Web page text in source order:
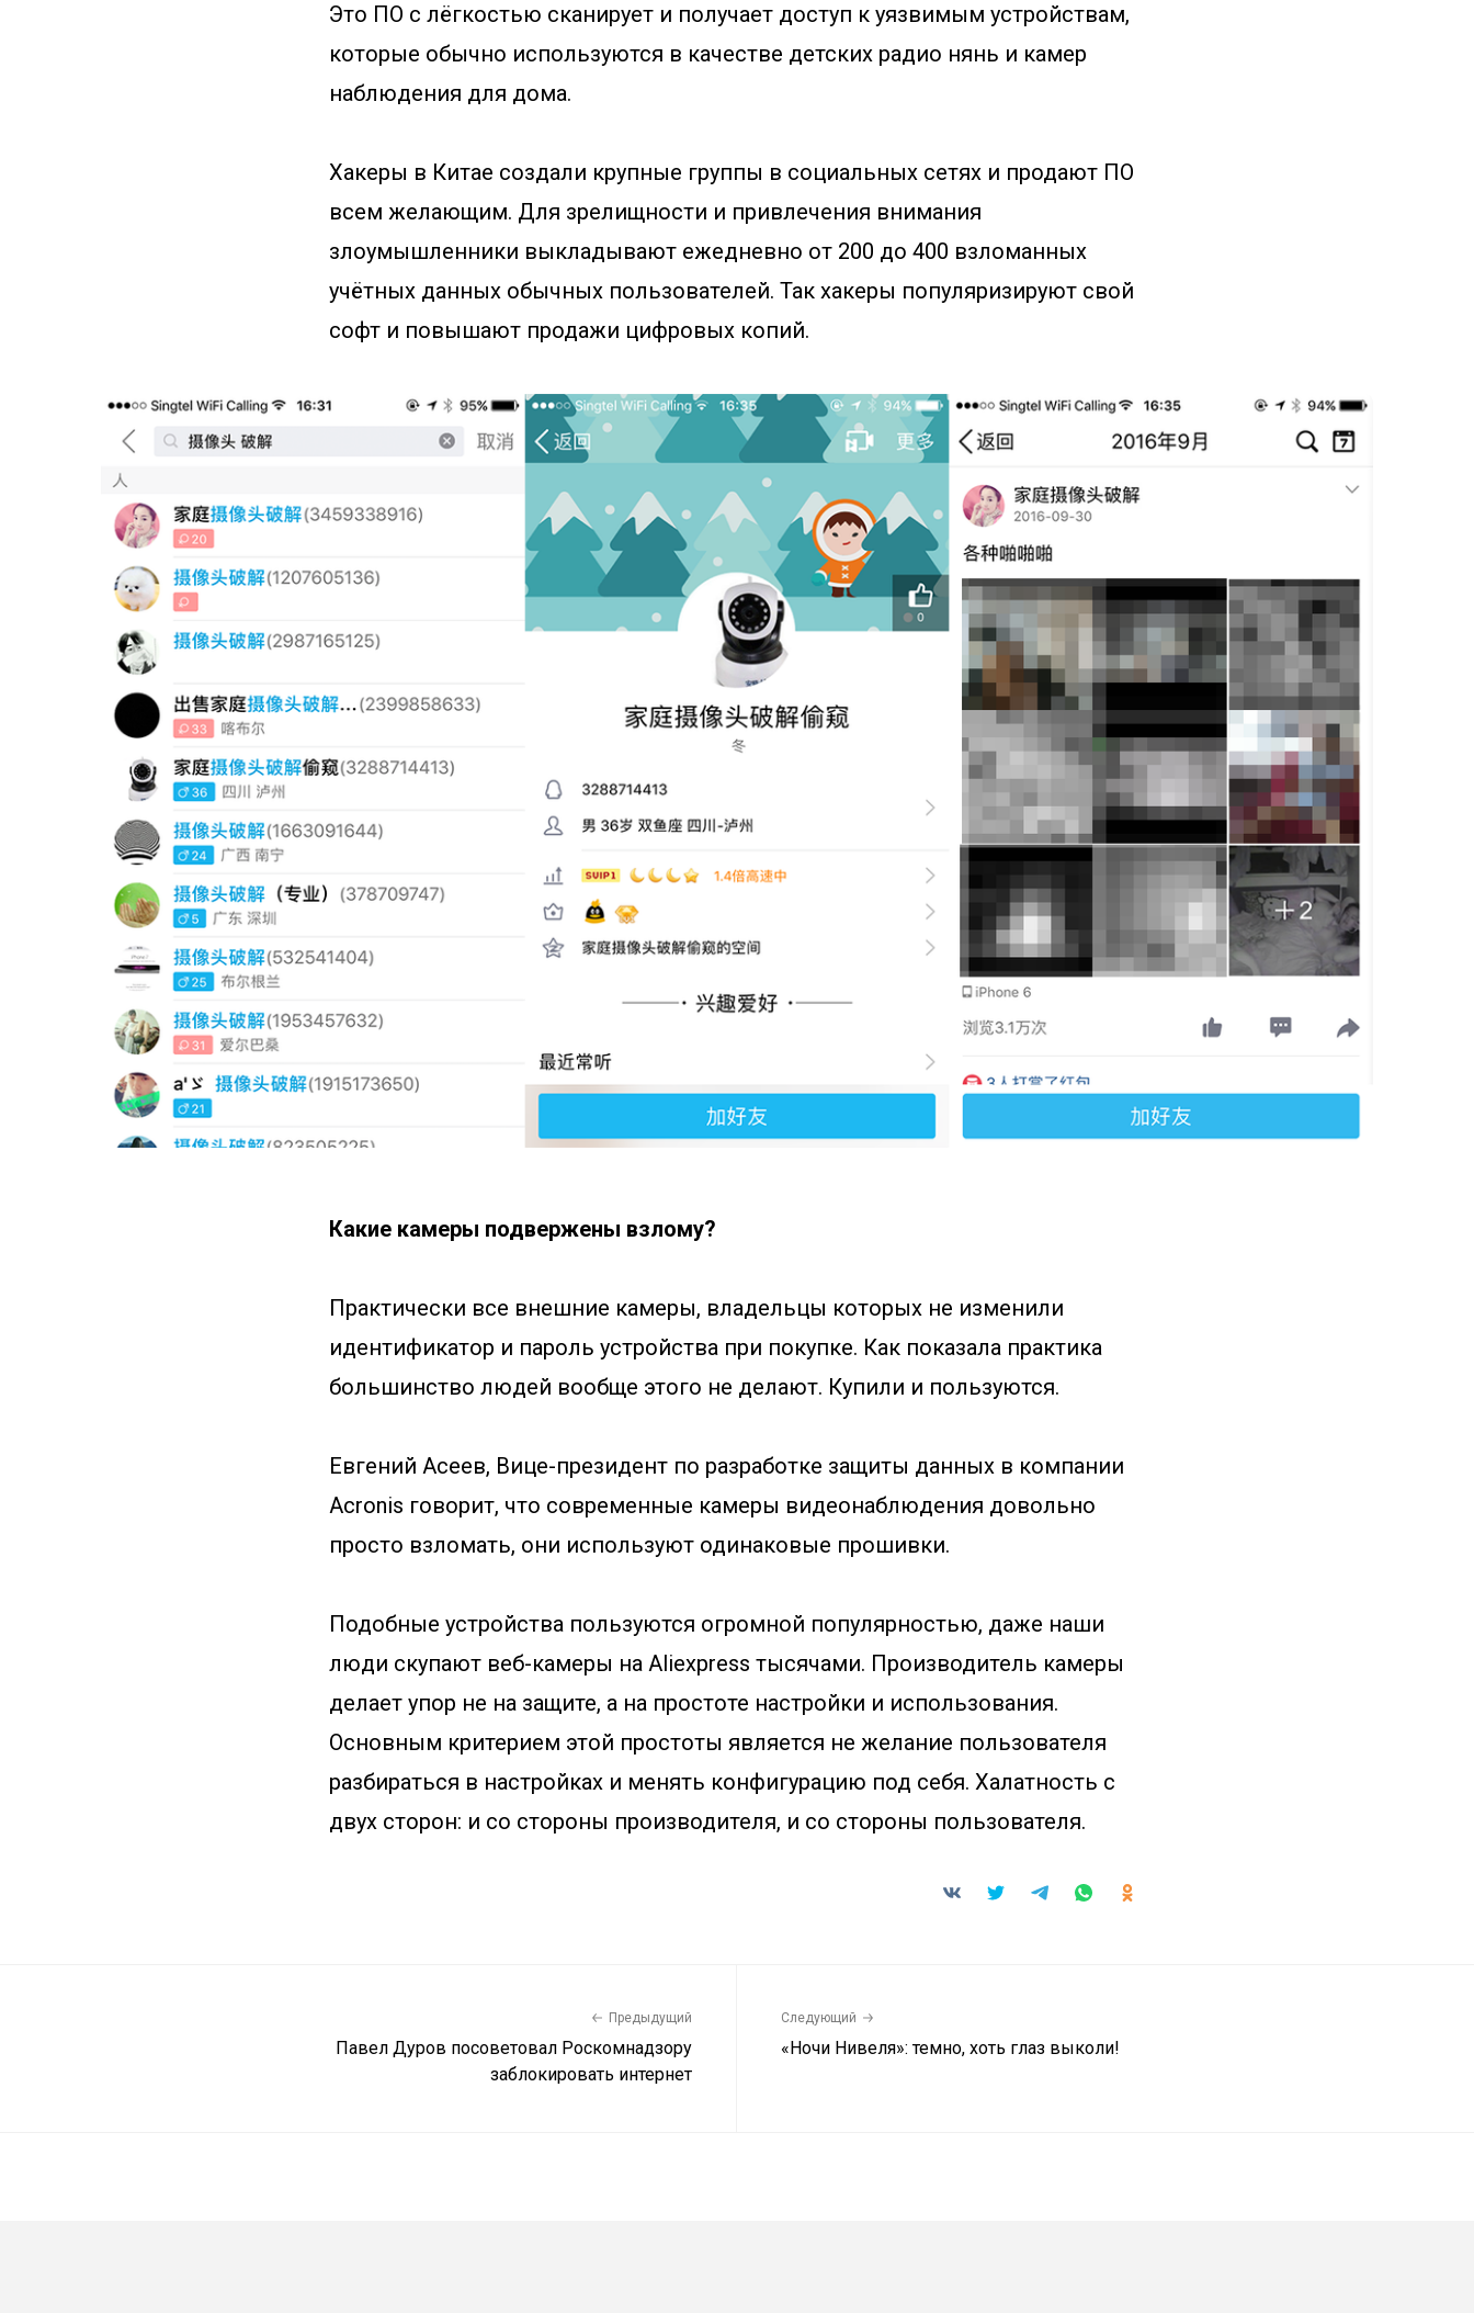
Это ПО с лёгкостью сканирует и получает доступ к уязвимым устройствам,
которые обычно используются в качестве детских радио нянь и камер
наблюдения для дома.
Хакеры в Китае создали крупные группы в социальных сетях и продают ПО
всем желающим. Для зрелищности и привлечения внимания
злоумышленники выкладывают ежедневно от 200 до 400 взломанных
учётных данных обычных пользователей. Так хакеры популяризируют свой
софт и повышают продажи цифровых копий.
Какие камеры подвержены взлому?
Практически все внешние камеры, владельцы которых не изменили
идентификатор и пароль устройства при покупке. Как показала практика
большинство людей вообще этого не делают. Купили и пользуются.
Евгений Асеев, Вице-президент по разработке защиты данных в компании
Acronis говорит, что современные камеры видеонаблюдения довольно
просто взломать, они используют одинаковые прошивки.
Подобные устройства пользуются огромной популярностью, даже наши
люди скупают веб-камеры на Aliexpress тысячами. Производитель камеры
делает упор не на защите, а на простоте настройки и использования.
Основным критерием этой простоты является не желание пользователя
разбираться в настройках и менять конфигурацию под себя. Халатность с
двух сторон: и со стороны производителя, и со стороны пользователя.
Предыдущий
Павел Дуров посоветовал Роскомнадзору
заблокировать интернет
Следующий
«Ночи Нивеля»: темно, хоть глаз выколи!